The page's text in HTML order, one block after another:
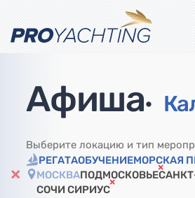
Афиша•
Выберите локацию и тип
РЕГАТАОБУЧЕНИЕМОРСКАЯ
МОСКВАПОДМОСКОВЬЕ
СОЧИ СИРИУС